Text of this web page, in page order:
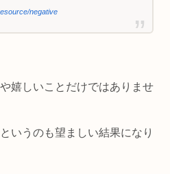
negative
嬉しいことだけではありませ
いうのも望ましい結果になり